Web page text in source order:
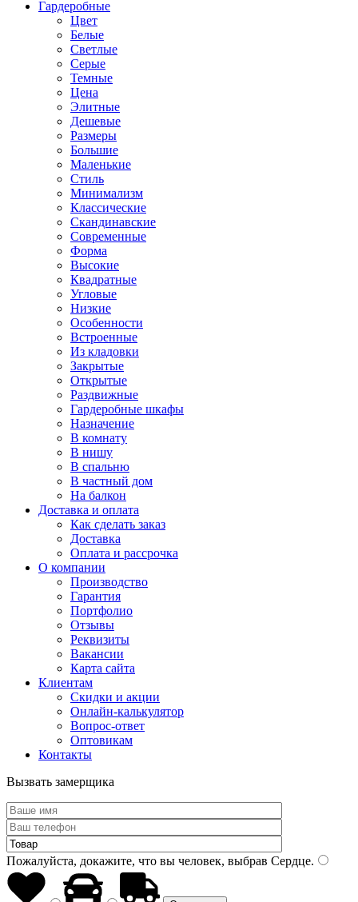
Гардеробные
Цвет
Белые
Светлые
Серые
Темные
Цена
Элитные
Дешевые
Размеры
Большие
Маленькие
Стиль
Минимализм
Классические
Скандинавские
Современные
Форма
Высокие
Квадратные
Угловые
Низкие
Особенности
Встроенные
Из кладовки
Закрытые
Открытые
Раздвижные
Гардеробные шкафы
Назначение
В комнату
В нишу
В спальню
В частный дом
На балкон
Доставка и оплата
Как сделать заказ
Доставка
Оплата и рассрочка
О компании
Производство
Гарантия
Портфолио
Отзывы
Реквизиты
Вакансии
Карта сайта
Клиентам
Скидки и акции
Онлайн-калькулятор
Вопрос-ответ
Оптовикам
Контакты
Вызвать замерщика
Пожалуйста, докажите, что вы человек, выбрав Сердце.